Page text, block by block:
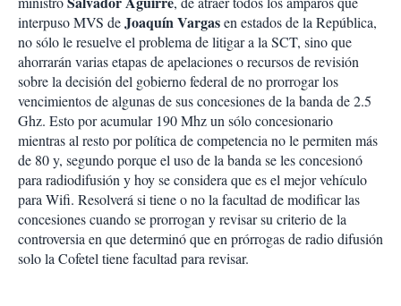
interpuso MVS deJoaquín Vargasen estados de la República,
no sólo le resuelve el problema de litigar a la SCT, sino que
ahorrarán varias etapas de apelaciones o recursos de revisión
sobre la decisión del gobierno federal de no prorrogar los
vencimientos de algunas de sus concesiones de la banda de 2.5
Ghz. Esto por acumular 190 Mhz un sólo concesionario
mientras al resto por política de competencia no le permiten más
de 80 y, segundo porque el uso de la banda se les concesionó
para radiodifusión y hoy se considera que es el mejor vehículo
para Wifi. Resolverá si tiene o no la facultad de modificar las
concesiones cuando se prorrogan y revisar su criterio de la
controversia en que determinó que en prórrogas de radio difusión
solo la Cofetel tiene facultad para revisar.